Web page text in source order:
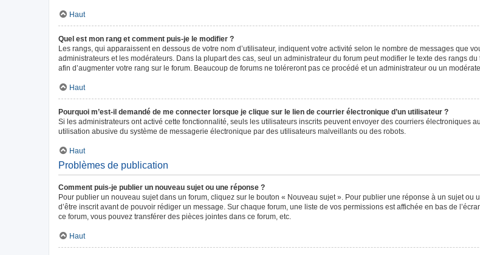
Haut
Quel est mon rang et comment puis-je le modifier ?
Les rangs, qui apparaissent en dessous de votre nom d’utilisateur, indiquent votre activité selon le nombre de messages que
administrateurs et les modérateurs. Dans la plupart des cas, seul un administrateur du forum peut modifier le texte des rangs
afin d’augmenter votre rang sur le forum. Beaucoup de forums ne toléreront pas ce procédé et un administrateur ou un
Haut
Pourquoi m’est-il demandé de me connecter lorsque je clique sur le lien de courrier électronique d’un utilisateur ?
Si les administrateurs ont activé cette fonctionnalité, seuls les utilisateurs inscrits peuvent envoyer des courriers électroniques
utilisation abusive du système de messagerie électronique par des utilisateurs malveillants ou des robots.
Haut
Problèmes de publication
Comment puis-je publier un nouveau sujet ou une réponse ?
Pour publier un nouveau sujet dans un forum, cliquez sur le bouton « Nouveau sujet ». Pour publier une réponse à un sujet
d’être inscrit avant de pouvoir rédiger un message. Sur chaque forum, une liste de vos permissions est affichée en bas de
ce forum, vous pouvez transférer des pièces jointes dans ce forum, etc.
Haut